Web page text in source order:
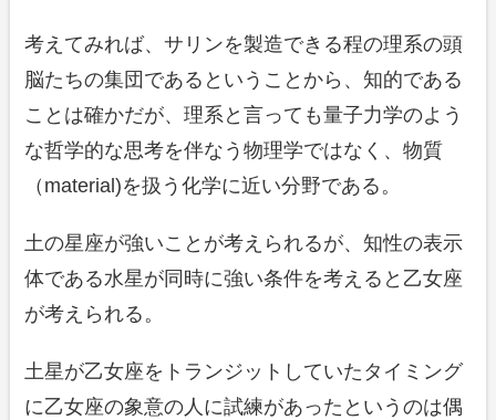
考えてみれば、サリンを製造できる程の理系の頭
脳たちの集団であるということから、知的である
ことは確かだが、理系と言っても量子力学のよう
な哲学的な思考を伴なう物理学ではなく、物質
（material)を扱う化学に近い分野である。
土の星座が強いことが考えられるが、知性の表示
体である水星が同時に強い条件を考えると乙女座
が考えられる。
土星が乙女座をトランジットしていたタイミング
に乙女座の象意の人に試練があったというのは偶